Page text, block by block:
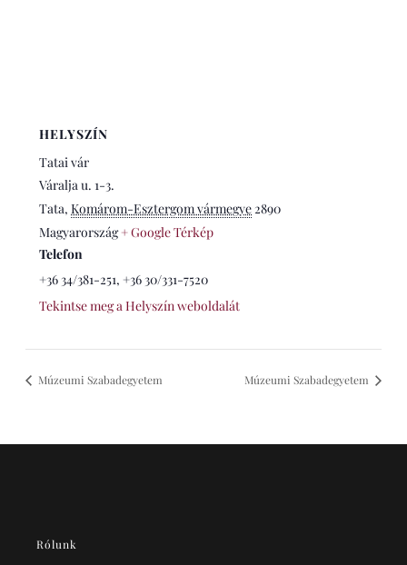
HELYSZÍN
Tatai vár
Váralja u. 1-3.
Tata, Komárom-Esztergom vármegye2890
Magyarország + Google Térkép
Telefon
+36 34/381-251, +36 30/331-7520
Tekintse meg a Helyszín weboldalát
Múzeumi Szabadegyetem Múzeumi Szabadegyetem
Rólunk